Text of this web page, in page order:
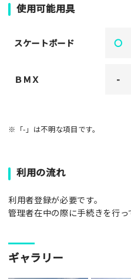
使用可能用具
スケートボード 〇
ＢＭＸ -
※「-」は不明な項目です。
利用の流れ
利用者登録が必要です。
管理者在中の際に手続きを行っ
ギャラリー